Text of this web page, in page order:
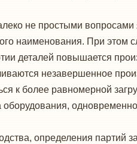
не простыми
наименования. При этом
деталей повышается
незавершенное
к более равномерной
определения партий